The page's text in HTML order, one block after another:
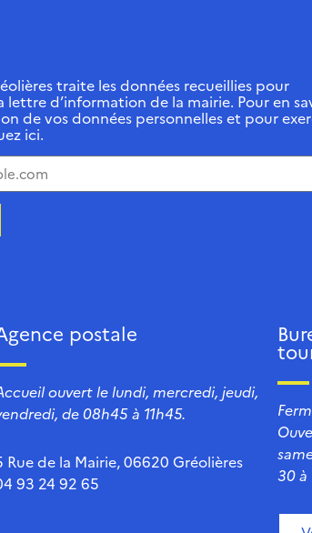
traite les données recueillies pour
lettre d’information de la mairie. Pour en
de vos données personnelles et pour
ici.
postale
ouvert le lundi, mercredi, jeudi,
de 08h45 à 11h45.
Rue de la Mairie, 06620 Gréolières
93 24 92 65
30 à